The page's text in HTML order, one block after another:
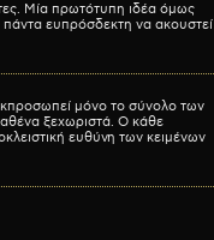
Μία πρωτότυπη ιδέα όμως
πάντα ευπρόσδεκτη να ακουστεί
μόνο το σύνολο των
ξεχωριστά. Ο κάθε
ευθύνη των κειμένων